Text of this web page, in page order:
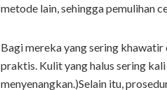
metode lain, sehingga pemulihan
Bagi mereka yang sering khawatir
praktis. Kulit yang halus sering
menyenangkan.)Selain itu,